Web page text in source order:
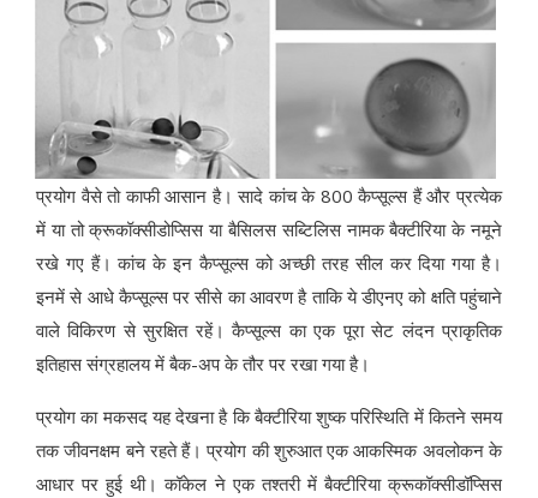
प्रयोग वैसे तो काफी आसान है। सादे कांच के 800 कैप्सूल्स हैं और प्रत्येक
में या तो क्रूकॉक्सीडोप्सिस या बैसिलस सब्टिलिस नामक बैक्टीरिया के नमूने
रखे गए हैं। कांच के इन कैप्सूल्स को अच्छी तरह सील कर दिया गया है।
इनमें से आधे कैप्सूल्स पर सीसे का आवरण है ताकि ये डीएनए को क्षति पहुंचाने
वाले विकिरण से सुरक्षित रहें। कैप्सूल्स का एक पूरा सेट लंदन प्राकृतिक
इतिहास संग्रहालय में बैक-अप के तौर पर रखा गया है।
प्रयोग का मकसद यह देखना है कि बैक्टीरिया शुष्क परिस्थिति में कितने समय
तक जीवनक्षम बने रहते हैं। प्रयोग की शुरुआत एक आकस्मिक अवलोकन के
आधार पर हुई थी। कॉकेल ने एक तश्तरी में बैक्टीरिया क्रूकॉक्सीडॉप्सिस